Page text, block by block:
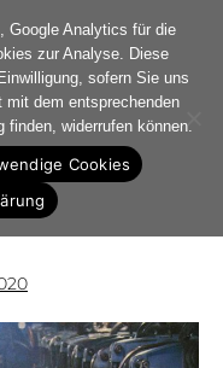
2020
Google Analytics für die
zur Analyse. Diese
sofern Sie uns
dem entsprechenden
finden, widerrufen können.
Cookies